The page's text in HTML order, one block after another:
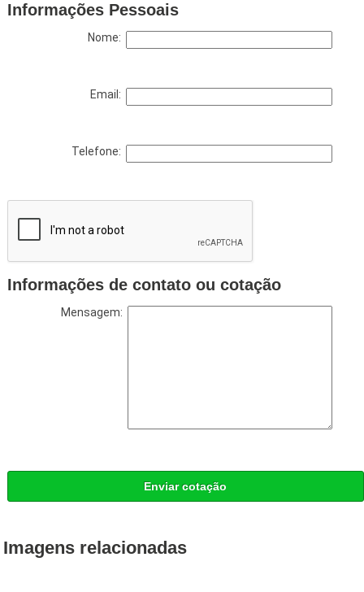
Informações Pessoais
Nome:
Email:
Telefone:
Informações de contato ou cotação
Mensagem:
Enviar cotação
Imagens relacionadas